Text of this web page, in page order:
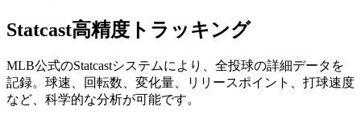
Statcast高精度トラッキング
MLB公式のStatcastシステムにより、全投球の詳細データを
記録。球速、回転数、変化量、リリースポイント、打球速度
など、科学的な分析が可能です。